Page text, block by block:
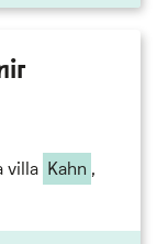
villa Kahn ,